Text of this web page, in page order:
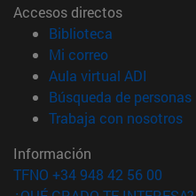
Accesos directos
Biblioteca
Mi correo(abre en
Aula virtual ADI
Búsqueda de personas
Trabaja con nosotros
Información
TFNO +34 948 42 56 00